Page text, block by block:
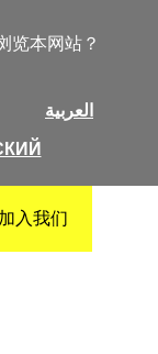
览本网站？
العربية
加入我们